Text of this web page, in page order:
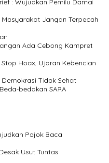
: Wujudkan Pemilu Damai
Jangan Terpecah
Ada Cebong Kampret
Hoax, Ujaran Kebencian
Tidak Sehat
bedakan SARA
Pojok Baca
Usut Tuntas